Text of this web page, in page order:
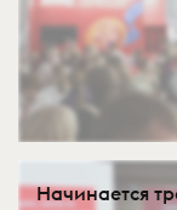
Начинается